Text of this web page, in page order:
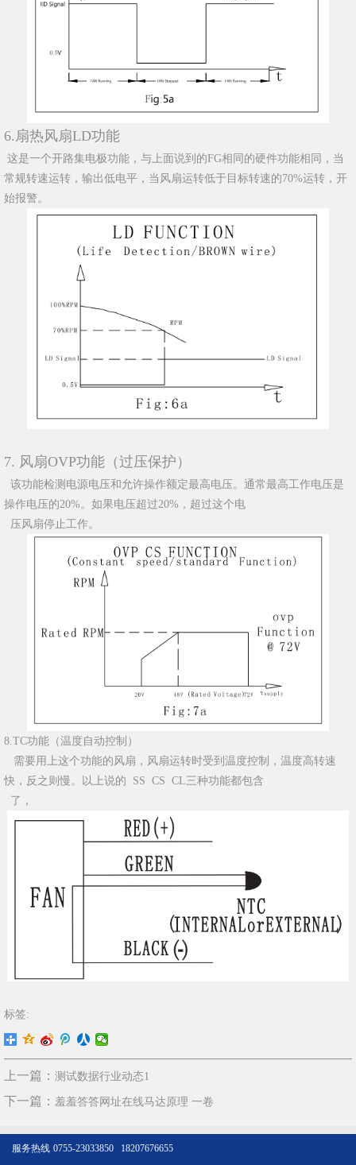
6.扇热风扇LD功能
这是一个开路集电极功能，与上面说到的FG相同的硬件功能相同，当
常规转速运转，输出低电平，当风扇运转低于目标转速的70%运转，开
始报警。
7. 风扇OVP功能（过压保护）
该功能检测电源电压和允许操作额定最高电压。通常最高工作电压是
操作电压的20%。如果电压超过20%，超过这个电
压风扇停止工作。
8.TC功能（温度自动控制）
需要用上这个功能的风扇，风扇运转时受到温度控制，温度高转速
快，反之则慢。以上说的 SS CS CL三种功能都包含
了，
标签:
上一篇： 测试数据行业动态1
下一篇： 羞羞答答网址在线马达原理 一卷
服务热线 0755-23033850 18207676655